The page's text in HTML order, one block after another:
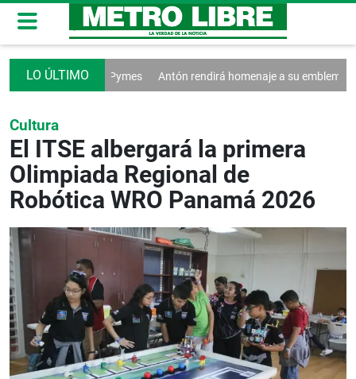
a las MiPymes Antón rendirá homenaje a su emblemática Pollera
Cultura
El ITSE albergará la primera
Olimpiada Regional de
Robótica WRO Panamá 2026